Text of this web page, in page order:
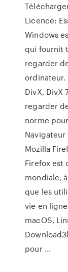
Licence:
Windows
qui fournit
regarder
DivX, DivX
regarder
norme
Mozilla
Firefox est
mondiale,
que les
vie en
macOS,
pour ...